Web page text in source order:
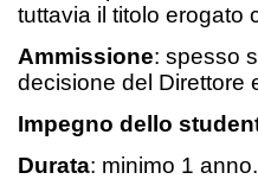
tuttavia il titolo erogato
Ammissione: spesso
decisione del Direttore
Impegno dello
Durata: minimo 1 anno.